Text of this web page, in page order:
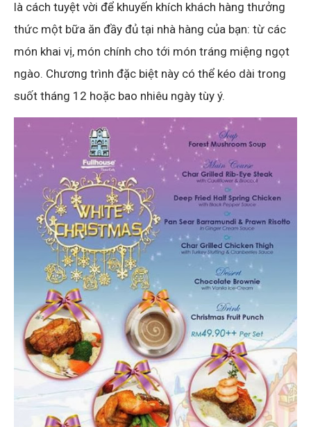
là cách tuyệt vời để khuyến khích khách hàng thưởng
thức một bữa ăn đầy đủ tại nhà hàng của bạn: từ các
món khai vị, món chính cho tới món tráng miệng ngọt
ngào. Chương trình đặc biệt này có thể kéo dài trong
suốt tháng 12 hoặc bao nhiêu ngày tùy ý.